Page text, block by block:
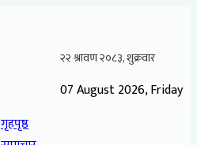
07 August 2026, Friday
गृहपृष्ठ